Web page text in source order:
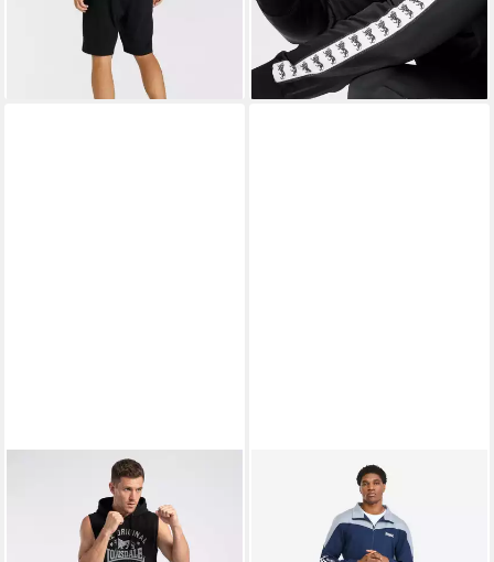
lieferbar - in 2-3 Werktagen bei dir
lieferbar - in 1-2 Werktagen bei dir